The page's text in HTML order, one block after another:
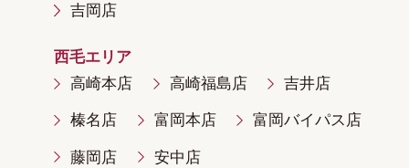
吉岡店
西毛エリア
高崎本店
高崎福島店 吉井店
榛名店 富岡本店 富岡バイパス店
藤岡店 安中店